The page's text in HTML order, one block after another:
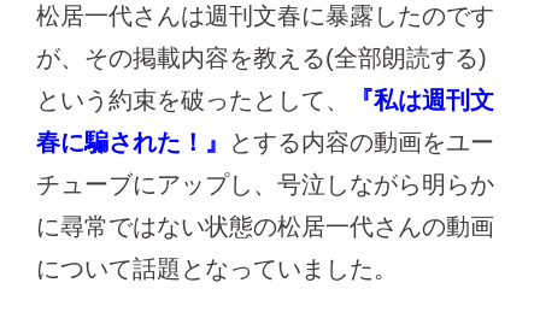
松居一代さんは週刊文春に暴露したのです
が、その掲載内容を教える(全部朗読する)
という約束を破ったとして、
『私は週刊文
春に騙された！』
とする内容の動画をユー
チューブにアップし、号泣しながら明らか
に尋常ではない状態の松居一代さんの動画
について話題となっていました。